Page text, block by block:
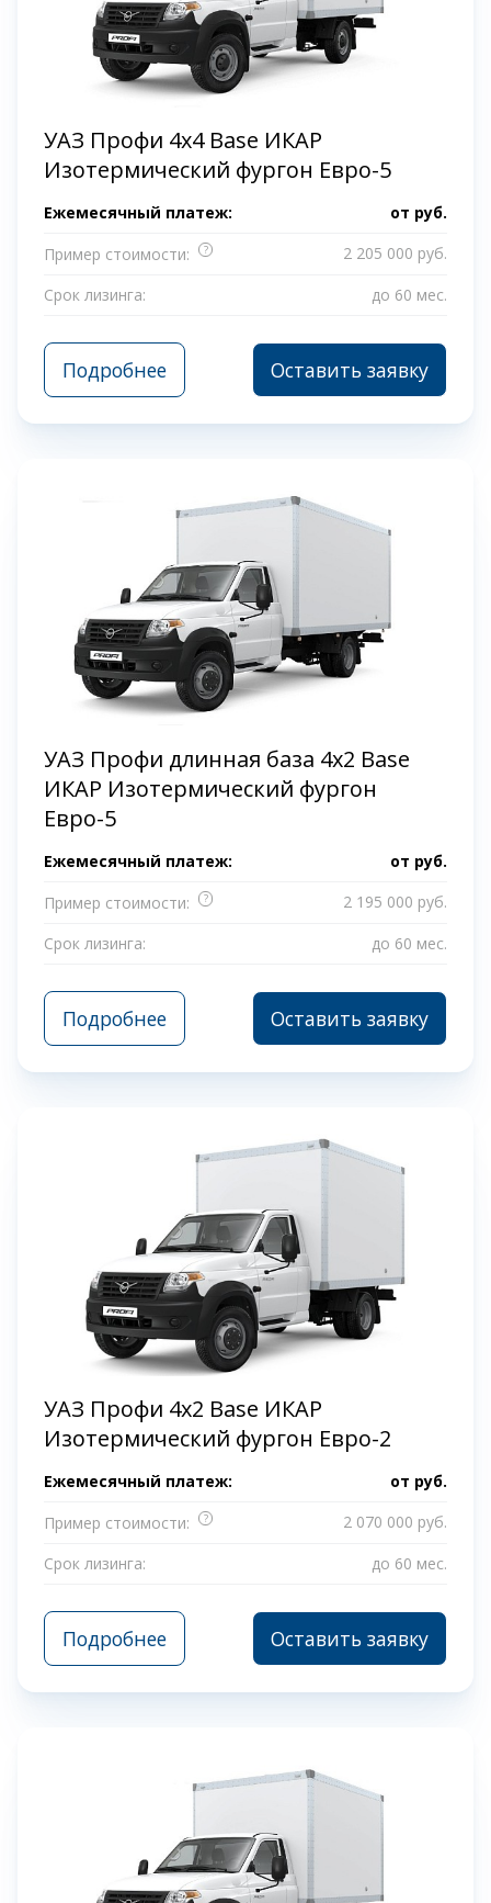
УАЗ Профи 4x4 Base ИКАР
Изотермический фургон Евро-5
Ежемесячный платеж: от руб.
Пример стоимости:
?
2 205 000 руб.
Срок лизинга:
до 60 мес.
Подробнее Оставить заявку
УАЗ Профи длинная база 4x2 Base
ИКАР Изотермический фургон
Евро-5
Ежемесячный платеж: от руб.
Пример стоимости:
?
2 195 000 руб.
Срок лизинга:
до 60 мес.
Подробнее Оставить заявку
УАЗ Профи 4x2 Base ИКАР
Изотермический фургон Евро-2
Ежемесячный платеж: от руб.
Пример стоимости:
?
2 070 000 руб.
Срок лизинга:
до 60 мес.
Подробнее Оставить заявку